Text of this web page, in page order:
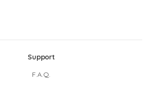
Support
F.A.Q.